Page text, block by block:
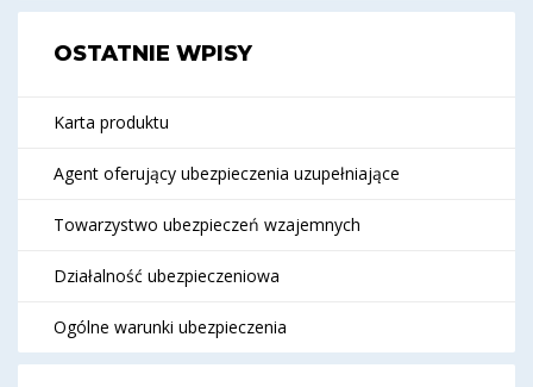
OSTATNIE WPISY
Karta produktu
Agent oferujący ubezpieczenia uzupełniające
Towarzystwo ubezpieczeń wzajemnych
Działalność ubezpieczeniowa
Ogólne warunki ubezpieczenia